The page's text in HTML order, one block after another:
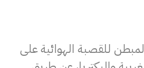
للقصبة الهوائية على